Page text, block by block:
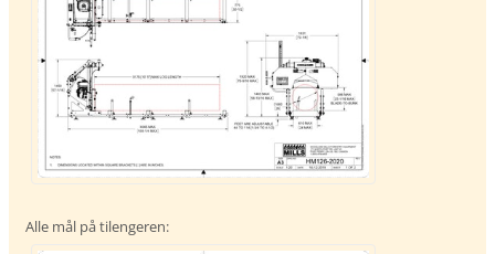
Alle mål på tilengeren: